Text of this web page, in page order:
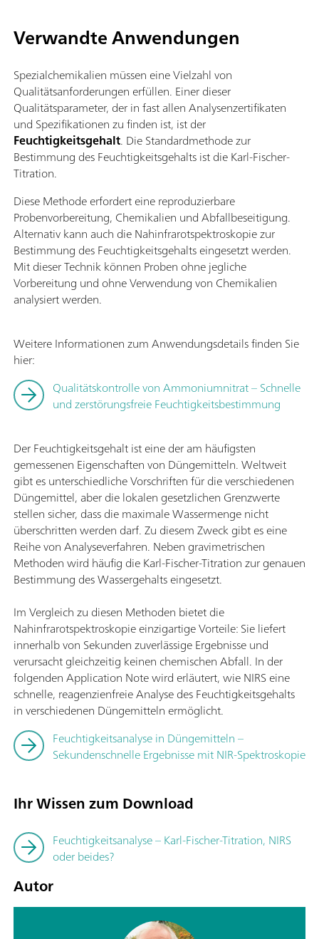
Verwandte Anwendungen
Spezialchemikalien müssen eine Vielzahl von
Qualitätsanforderungen erfüllen. Einer dieser
Qualitätsparameter, der in fast allen Analysenzertifikaten
und Spezifikationen zu finden ist, ist der
Feuchtigkeitsgehalt. Die Standardmethode zur
Bestimmung des Feuchtigkeitsgehalts ist die Karl-Fischer-
Titration.
Diese Methode erfordert eine reproduzierbare
Probenvorbereitung, Chemikalien und Abfallbeseitigung.
Alternativ kann auch die Nahinfrarotspektroskopie zur
Bestimmung des Feuchtigkeitsgehalts eingesetzt werden.
Mit dieser Technik können Proben ohne jegliche
Vorbereitung und ohne Verwendung von Chemikalien
analysiert werden.
Weitere Informationen zum Anwendungsdetails finden Sie
hier:
Qualitätskontrolle von Ammoniumnitrat – Schnelle
und zerstörungsfreie Feuchtigkeitsbestimmung
Der Feuchtigkeitsgehalt ist eine der am häufigsten
gemessenen Eigenschaften von Düngemitteln. Weltweit
gibt es unterschiedliche Vorschriften für die verschiedenen
Düngemittel, aber die lokalen gesetzlichen Grenzwerte
stellen sicher, dass die maximale Wassermenge nicht
überschritten werden darf. Zu diesem Zweck gibt es eine
Reihe von Analyseverfahren. Neben gravimetrischen
Methoden wird häufig die Karl-Fischer-Titration zur genauen
Bestimmung des Wassergehalts eingesetzt.
Im Vergleich zu diesen Methoden bietet die
Nahinfrarotspektroskopie einzigartige Vorteile: Sie liefert
innerhalb von Sekunden zuverlässige Ergebnisse und
verursacht gleichzeitig keinen chemischen Abfall. In der
folgenden Application Note wird erläutert, wie NIRS eine
schnelle, reagenzienfreie Analyse des Feuchtigkeitsgehalts
in verschiedenen Düngemitteln ermöglicht.
Feuchtigkeitsanalyse in Düngemitteln –
Sekundenschnelle Ergebnisse mit NIR-Spektroskopie
Ihr Wissen zum Download
Feuchtigkeitsanalyse – Karl-Fischer-Titration, NIRS
oder beides?
Autor